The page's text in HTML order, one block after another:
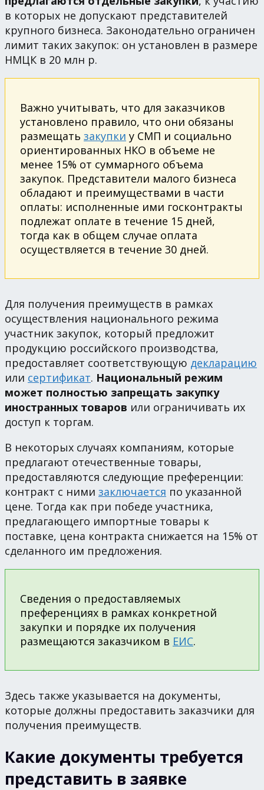
в которых не допускают представителей
крупного бизнеса. Законодательно ограничен
лимит таких закупок: он установлен в размере
НМЦК в 20 млн р.
Важно учитывать, что для заказчиков
установлено правило, что они обязаны
размещать закупки у СМП и социально
ориентированных НКО в объеме не
менее 15% от суммарного объема
закупок. Представители малого бизнеса
обладают и преимуществами в части
оплаты: исполненные ими госконтракты
подлежат оплате в течение 15 дней,
тогда как в общем случае оплата
осуществляется в течение 30 дней.
Для получения преимуществ в рамках
осуществления национального режима
участник закупок, который предложит
продукцию российского производства,
предоставляет соответствующую декларацию
или сертификат. Национальный режим
может полностью запрещать закупку
иностранных товаров или ограничивать их
доступ к торгам.
В некоторых случаях компаниям, которые
предлагают отечественные товары,
предоставляются следующие преференции:
контракт с ними заключается по указанной
цене. Тогда как при победе участника,
предлагающего импортные товары к
поставке, цена контракта снижается на 15% от
сделанного им предложения.
Сведения о предоставляемых
преференциях в рамках конкретной
закупки и порядке их получения
размещаются заказчиком в ЕИС.
Здесь также указывается на документы,
которые должны предоставить заказчики для
получения преимуществ.
Какие документы требуется
представить в заявке